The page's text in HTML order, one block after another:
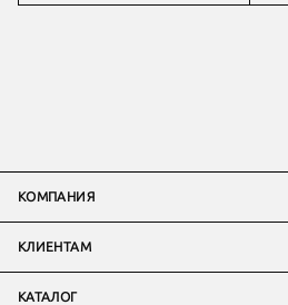
КОМПАНИЯ
КЛИЕНТАМ
КАТАЛОГ